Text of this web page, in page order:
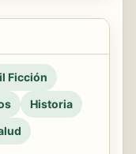
Ficción
Historia